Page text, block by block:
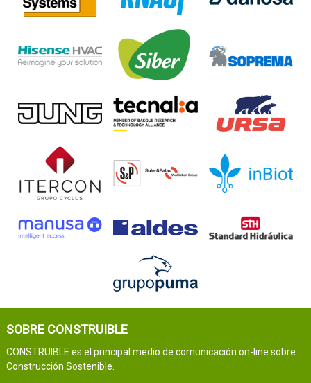
SOBRE CONSTRUIBLE
CONSTRUIBLE es el principal medio de comunicación on-line sobre
Construcción Sostenible.